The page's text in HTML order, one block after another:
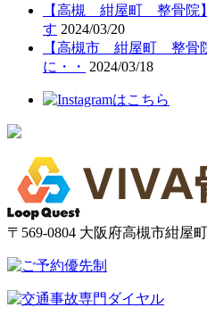
【高槻 紺屋町 整骨院
す 2024/03/20
【高槻市 紺屋町 整骨
に・・
2024/03/18
〒569-0804 大阪府高槻市紺屋